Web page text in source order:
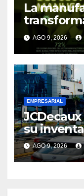
La
enfrenta
escasez
AGO 9, 2026
EMPRESARIAL
su
compra
AGO 9, 2026